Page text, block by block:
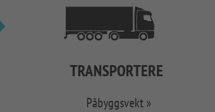
TRANSPORTERE
Påbyggsvekt